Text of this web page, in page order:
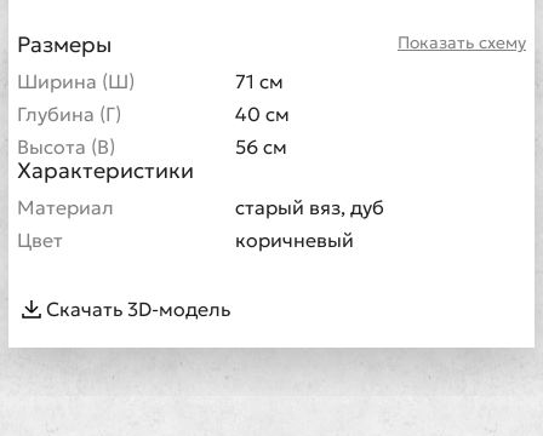
Показать схему
Размеры
Ширина (Ш)
71 см
Глубина (Г)
40 см
Высота (В)
56 см
Характеристики
Материал
старый вяз, дуб
Цвет
коричневый
Скачать 3D-модель